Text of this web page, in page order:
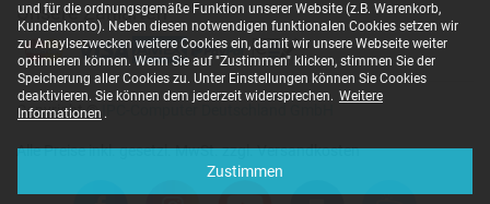
und für die ordnungsgemäße Funktion unserer Website (z.B. Warenkorb,
Kundenkonto). Neben diesen notwendigen funktionalen Cookies setzen wir
zu Anaylsezwecken weitere Cookies ein, damit wir unsere Webseite weiter
optimieren können. Wenn Sie auf "Zustimmen" klicken, stimmen Sie der
Speicherung aller Cookies zu. Unter Einstellungen können Sie Cookies
deaktivieren. Sie können dem jederzeit widersprechen. Weitere
Informationen .
Zustimmen
Unsere Zahlarten
Copyright ©
Alle Preise inkl. gesetzl. MwSt. zzgl. Versandkosten